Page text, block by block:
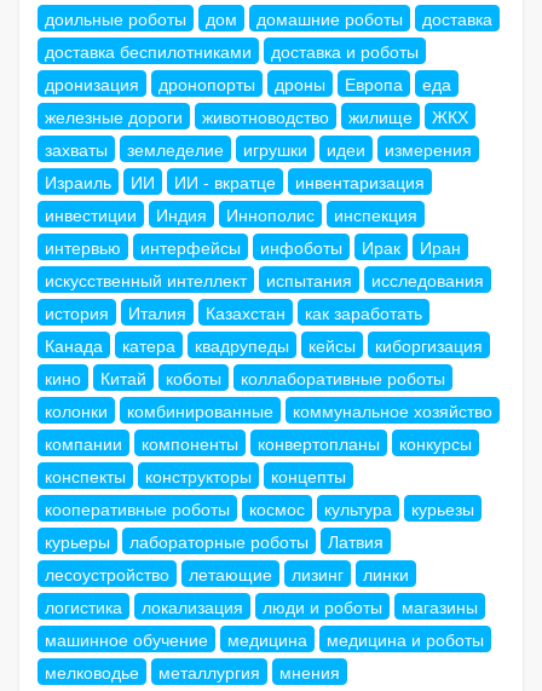
доильные роботы
дом домашние роботы
доставка
доставка беспилотниками
доставка и роботы
дронизация
дронопорты дроны Европа
еда
железные дороги
животноводство жилище
ЖКХ
захваты
земледелие игрушки идеи
измерения
Израиль
ИИ ИИ - вкратце
инвентаризация
инвестиции
Индия Иннополис
инспекция
интервью
интерфейсы инфоботы Ирак
Иран
искусственный интеллект
испытания
исследования
история
Италия Казахстан
как заработать
Канада
катера квадрупеды кейсы
киборгизация
кино
Китай коботы
коллаборативные роботы
колонки
комбинированные
коммунальное хозяйство
компании
компоненты конвертопланы
конкурсы
конспекты
конструкторы
концепты
кооперативные роботы
космос культура
курьезы
курьеры
лабораторные роботы
Латвия
лесоустройство
летающие лизинг
линки
логистика
локализация люди и роботы
магазины
машинное обучение
медицина
медицина и роботы
мелководье
металлургия
мнения